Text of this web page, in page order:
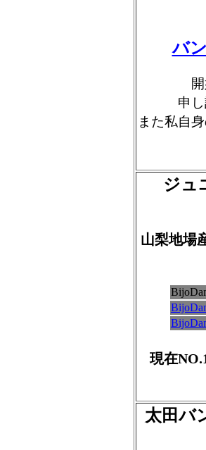
バ
申
また私自
ジュ
山梨地場
現在
太田バ